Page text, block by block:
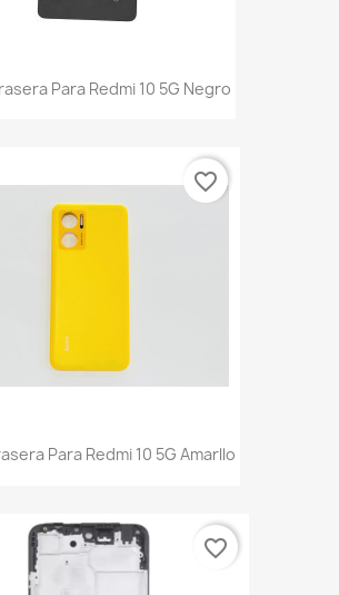
Para Redmi 10 5G Negro
Para Redmi 10 5G Amarllo
favorite_border
favorite_border